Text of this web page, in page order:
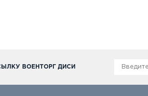
ВОЕНТОРГ ДИСИ